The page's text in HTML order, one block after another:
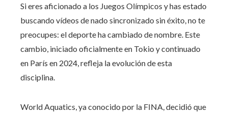
Si eres aficionado a los Juegos Olímpicos y has estado
buscando vídeos de nado sincronizado sin éxito, no te
preocupes: el deporte ha cambiado de nombre. Este
cambio, iniciado oficialmente en Tokio y continuado
en París en 2024, refleja la evolución de esta
disciplina.
World Aquatics, ya conocido por la FINA, decidió que